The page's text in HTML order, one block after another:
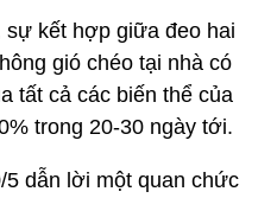
sự kết hợp giữa đeo hai
gió chéo tại nhà có
tất cả các biến thể của
trong 20-30 ngày tới.
5 dẫn lời một quan chức